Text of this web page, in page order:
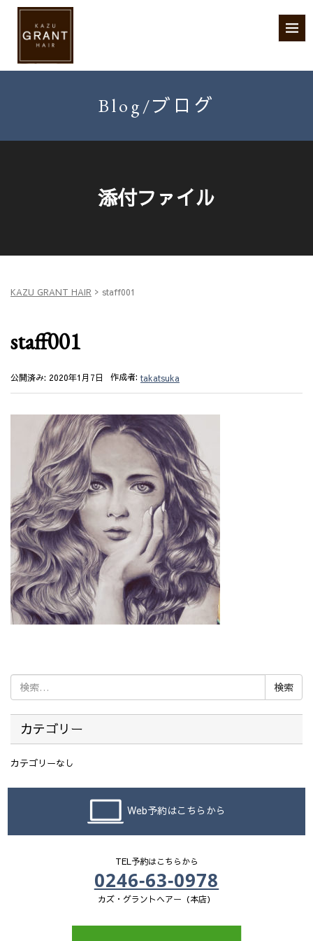
Blog/ブログ
添付ファイル
KAZU GRANT HAIR > staff001
staff001
公開済み: 2020年1月7日 作成者: takatsuka
索:
カテゴリー
カテゴリーなし
Web予約はこちらから
TEL予約はこちらから
0246-63-0978
カズ・グラントヘアー（本店）